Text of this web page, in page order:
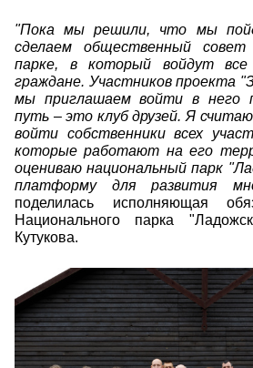
"Пока мы решили, что мы
сделаем общественный совет
парке, в который войдут все
граждане. Участников проекта
мы приглашаем войти в него
путь – это клуб друзей. Я
войти собственники всех
которые работают на его
оцениваю национальный парк
платформу для развития
поделилась исполняющая
Национального парка
Кутукова.
ermakov_anton_4.jpg